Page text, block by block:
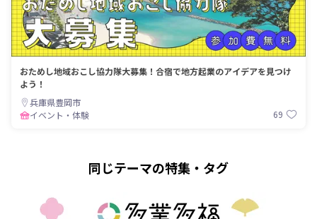
おためし地域おこし協力隊大募集！合宿で地方起業のアイデアを見つけ
よう！
兵庫県豊岡市
イベント・体験
69
同じテーマの特集・タグ